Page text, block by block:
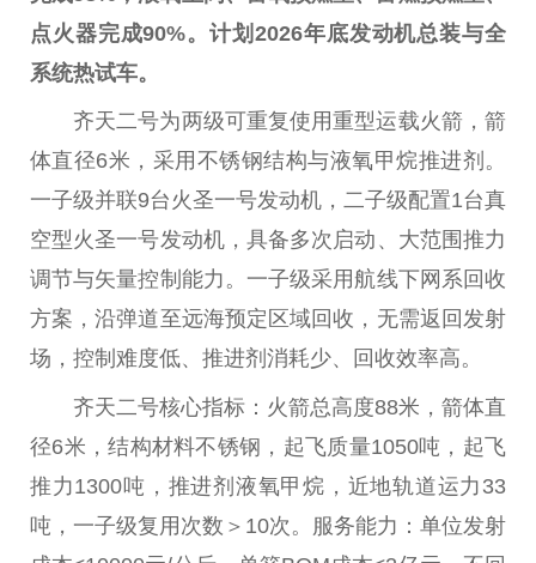
点火器完成90%。计划2026年底发动机总装与全
系统热试车。
齐天二号为两级可重复使用重型运载火箭，箭
体直径6米，采用不锈钢结构与液氧甲烷推进剂。
一子级并联9台 火圣一号发动机，二子级配置1台真
空型火圣一号发动机，具备多次启动、大范围推力
调节与矢量控制能力。一子级采用航线下网系回收
方案，沿弹道至远海预定区域回收，无需返回发射
场，控制难度低、推进剂消耗少、回收效率高。
齐天二号核心指标：火箭总高度88米，箭体直
径6米，结构材料不锈钢，起飞质量1050吨，起飞
推力1300吨，推进剂液氧甲烷， 近地轨道运力33
吨，一子级复用次数＞10次。服务能力：单位发射